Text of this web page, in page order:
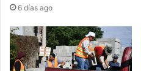
6 días ago